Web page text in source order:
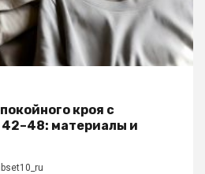
кроя с
материалы и